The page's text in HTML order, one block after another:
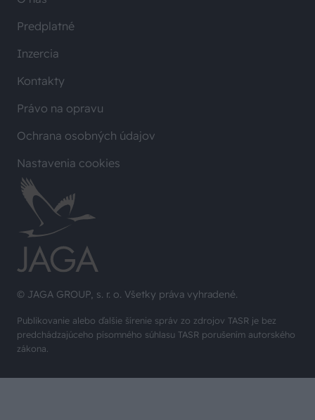
© JAGA GROUP, s. r. o. Všetky práva vyhradené.
Publikovanie alebo ďalšie šírenie správ zo zdrojov TASR je bez
predchádzajúceho písomného súhlasu TASR porušením autorského
zákona.
Predplatné
Inzercia
Kontakty
Právo na opravu
Ochrana osobných údajov
Nastavenia cookies